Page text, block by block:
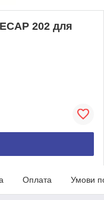
202 для
Оплата Умови